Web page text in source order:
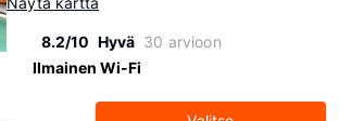
8.2/10 Hyvä 30 arvioon
Ilmainen Wi-Fi